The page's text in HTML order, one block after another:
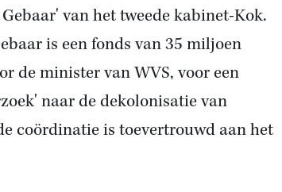
van het tweede kabinet-Kok.
is een fonds van 35 miljoen
de minister van WVS, voor een
naarde dekolonisatie van
coördinatie is toevertrouwd aan het